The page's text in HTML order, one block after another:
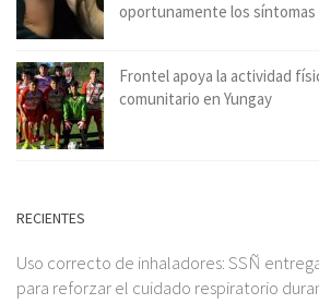
oportunamente los síntomas
Frontel apoya la actividad
comunitario en Yungay
RECIENTES
Uso correcto de inhaladores: SSÑ
para reforzar el cuidado respiratorio